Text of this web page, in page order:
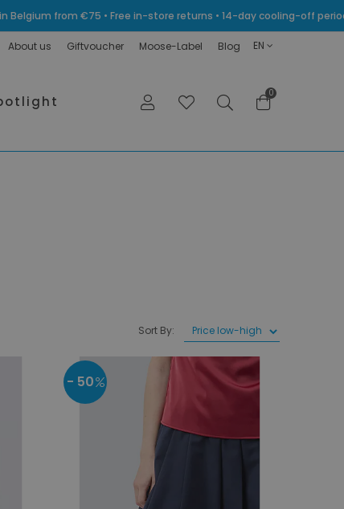
from €75 • Free in-store returns • 14-day cooling-off
About us Giftvoucher Moose-Label Blog EN
0
Sort By:
- 50